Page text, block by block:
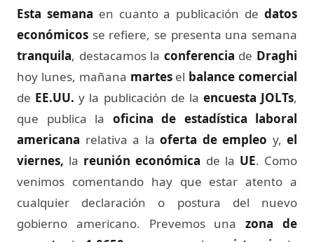
Esta semana en cuanto a publicación dedatos
económicos se refiere, se presenta una semana
tranquila, destacamos la conferencia de Draghi
hoy lunes, mañana martes el balance comercial
de EE.UU. y la publicación de la encuesta JOLTs,
que publica la oficina de estadística laboral
americana relativa a la oferta de empleo y, el
viernes, la reunión económica de la UE. Como
venimos comentando hay que estar atento a
cualquier declaración o postura del nuevo
gobierno americano. Prevemos unazona de